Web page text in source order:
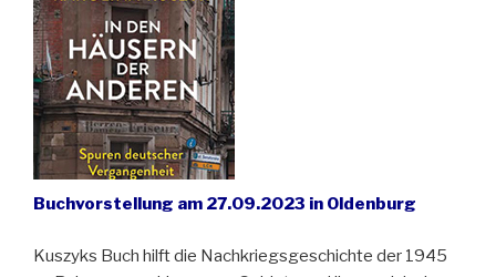
Buchvorstellung am 27.09.2023 in Oldenburg
Kuszyks Buch hilft die Nachkriegsgeschichte der 1945